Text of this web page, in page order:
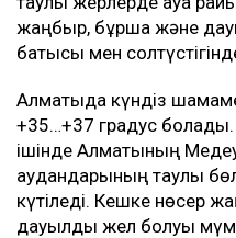
жаңбыр, бұршақ және
батысы мен
Алматыда күндіз
+35…+37 градус
ішінде Алматының
аудандарының таулы
күтіледі. Кешке нөсер
дауылды жел болуы